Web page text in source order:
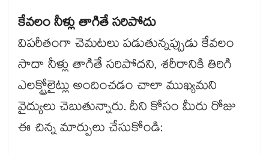
కేవలం నీళ్లు తాగితే సరిపోదు
విపరీతంగా చెమటలు పడుతున్నప్పుడు కేవలం
సాదా నీళ్లు తాగితే సరిపోదని, శరీరానికి తిరిగి
ఎలక్ట్రోలైట్లు అందించడం చాలా ముఖ్యమని
వైద్యులు చెబుతున్నారు. దీని కోసం మీరు రోజు
ఈ చిన్న మార్పులు చేసుకోండి: